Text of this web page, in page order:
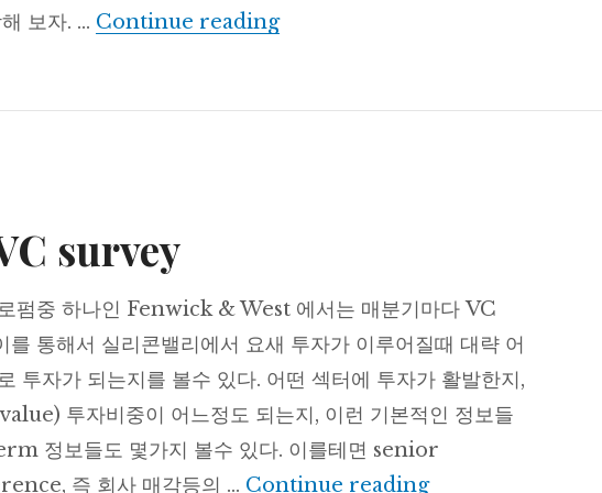
보자. … Continue reading“SoLoMo”의 교훈
survey
펌중 하나인 Fenwick & West 에서는 매분기마다 VC
통해서 실리콘밸리에서 요새 투자가 이루어질때 대략 어
투자가 되는지를 볼수 있다. 어떤 섹터에 투자가 활발한지,
투자비중이 어느정도 되는지, 이런 기본적인 정보들
정보들도 몇가지 볼수 있다. 이를테면 senior
즉 회사 매각등의 … Continue readingFenwick VC